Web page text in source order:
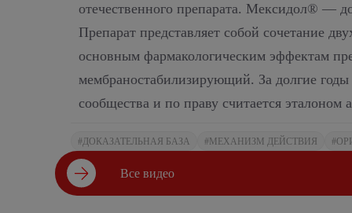
отечественного препарата. Мексидол® —
Препарат представляет собой сочетание
основным фармакологическим эффектам
мембраностабилизирующий. За долгие
сообщества и по праву считается
#ДОКАЗАТЕЛЬНАЯ БАЗА #МЕХАНИЗМ ДЕЙСТВИЯ
Все видео